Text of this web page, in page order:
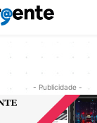
- Publicidade -